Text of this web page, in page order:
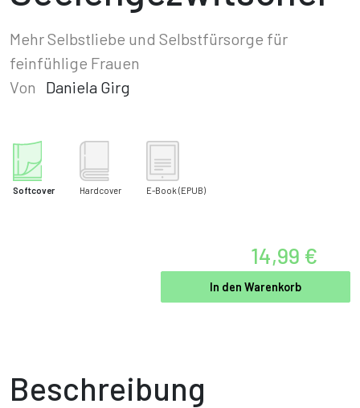
Mehr Selbstliebe und Selbstfürsorge für
feinfühlige Frauen
Von
Daniela Girg
Softcover Hardcover E-Book (EPUB)
14,99 €
In den Warenkorb
Beschreibung